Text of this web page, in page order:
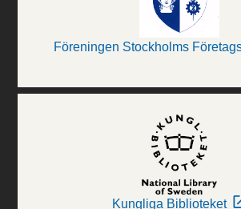
Föreningen Stockholms
Kungliga Biblioteket